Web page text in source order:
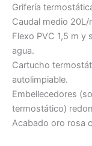
Grifería
Caudal medio
Flexo PVC 1,5 m
agua.
Cartucho
autolimpiable.
Embellecedores
termostático)
Acabado oro rosa